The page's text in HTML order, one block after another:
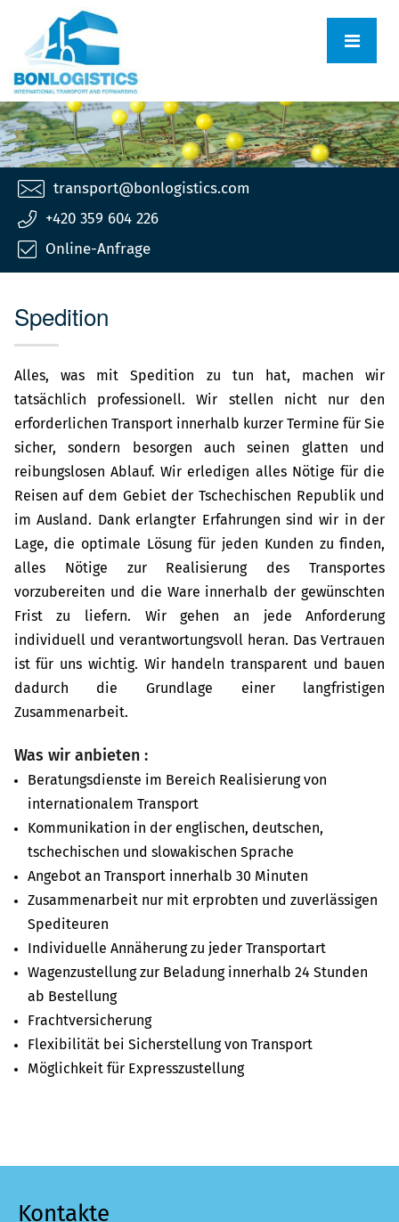
transport@bonlogistics.com
+420 359 604 226
Online-Anfrage
Spedition
Alles, was mit Spedition zu tun hat, machen wir
tatsächlich professionell. Wir stellen nicht nur den
erforderlichen Transport innerhalb kurzer Termine für Sie
sicher, sondern besorgen auch seinen glatten und
reibungslosen Ablauf. Wir erledigen alles Nötige für die
Reisen auf dem Gebiet der Tschechischen Republik und
im Ausland. Dank erlangter Erfahrungen sind wir in der
Lage, die optimale Lösung für jeden Kunden zu finden,
alles Nötige zur Realisierung des Transportes
vorzubereiten und die Ware innerhalb der gewünschten
Frist zu liefern. Wir gehen an jede Anforderung
individuell und verantwortungsvoll heran. Das Vertrauen
ist für uns wichtig. Wir handeln transparent und bauen
dadurch die Grundlage einer langfristigen
Zusammenarbeit.
Was wir anbieten :
Beratungsdienste im Bereich Realisierung von
internationalem Transport
Kommunikation in der englischen, deutschen,
tschechischen und slowakischen Sprache
Angebot an Transport innerhalb 30 Minuten
Zusammenarbeit nur mit erprobten und zuverlässigen
Spediteuren
Individuelle Annäherung zu jeder Transportart
Wagenzustellung zur Beladung innerhalb 24 Stunden
ab Bestellung
Frachtversicherung
Flexibilität bei Sicherstellung von Transport
Möglichkeit für Expresszustellung
Kontakte